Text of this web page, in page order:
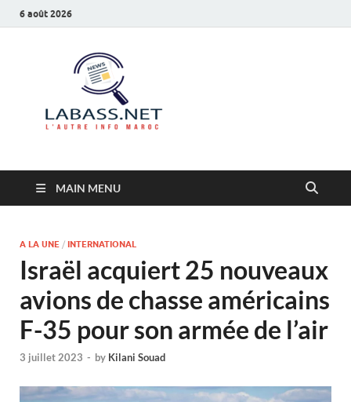
6 août 2026
MAIN MENU
A LA UNE / INTERNATIONAL
Israël acquiert 25 nouveaux
avions de chasse américains
F-35 pour son armée de l’air
3 juillet 2023 - by Kilani Souad